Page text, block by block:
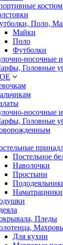
Поло,
Майки
Поло
Футболки
носочные
Головные
носочные
Головные
Постельное
Наволочки
Простыни
Наматрацники
Пледы
Для кухни